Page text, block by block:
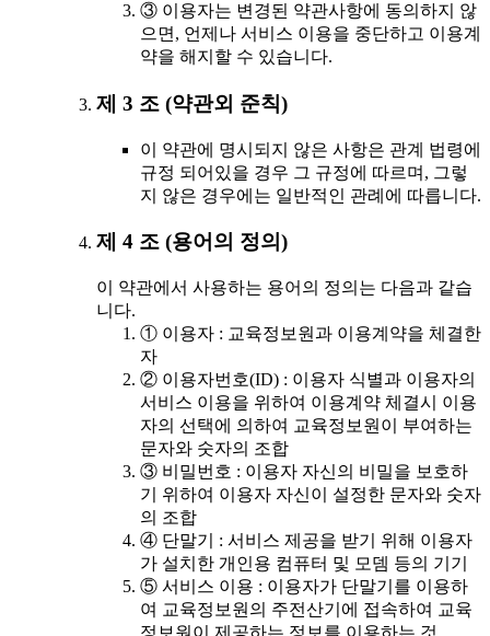
③ 이용자는 변경된 약관사항에 동의하지 않
으면, 언제나 서비스 이용을 중단하고 이용계
약을 해지할 수 있습니다.
제 3 조 (약관외 준칙)
이 약관에 명시되지 않은 사항은 관계 법령에
규정 되어있을 경우 그 규정에 따르며, 그렇
지 않은 경우에는 일반적인 관례에 따릅니다.
제 4 조 (용어의 정의)
이 약관에서 사용하는 용어의 정의는 다음과 같습
니다.
① 이용자 : 교육정보원과 이용계약을 체결한
자
② 이용자번호(ID) : 이용자 식별과 이용자의
서비스 이용을 위하여 이용계약 체결시 이용
자의 선택에 의하여 교육정보원이 부여하는
문자와 숫자의 조합
③ 비밀번호 : 이용자 자신의 비밀을 보호하
기 위하여 이용자 자신이 설정한 문자와 숫자
의 조합
④ 단말기 : 서비스 제공을 받기 위해 이용자
가 설치한 개인용 컴퓨터 및 모뎀 등의 기기
⑤ 서비스 이용 : 이용자가 단말기를 이용하
여 교육정보원의 주전산기에 접속하여 교육